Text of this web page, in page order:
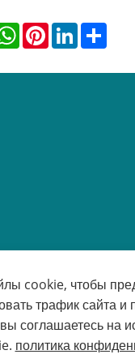
WhatsAppPinterestLinkedIn
cookie, чтобы
трафик сайта и
вы соглашаетесь на
политика